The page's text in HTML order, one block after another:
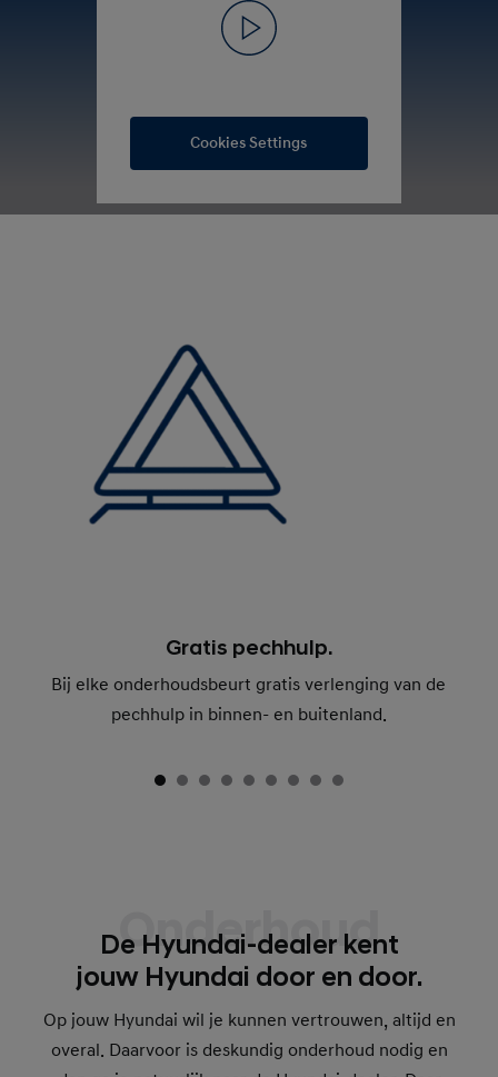
Cookies Settings
Gratis pechhulp.
Bij elke onderhoudsbeurt gratis verlenging van de
pechhulp in binnen- en buitenland.
Onderhoud
De Hyundai-dealer kent
jouw Hyundai door en door.
Op jouw Hyundai wil je kunnen vertrouwen, altijd en
overal. Daarvoor is deskundig onderhoud nodig en